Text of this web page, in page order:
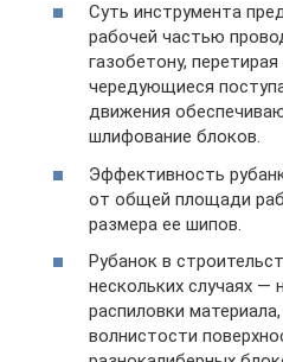
Суть инструмента
рабочей частью
газобетону,
чередующиеся
движения
шлифование блоков.
Эффективность
от общей площади
размера ее шипов.
Рубанок в
нескольких случаях —
распиловки
волнистости